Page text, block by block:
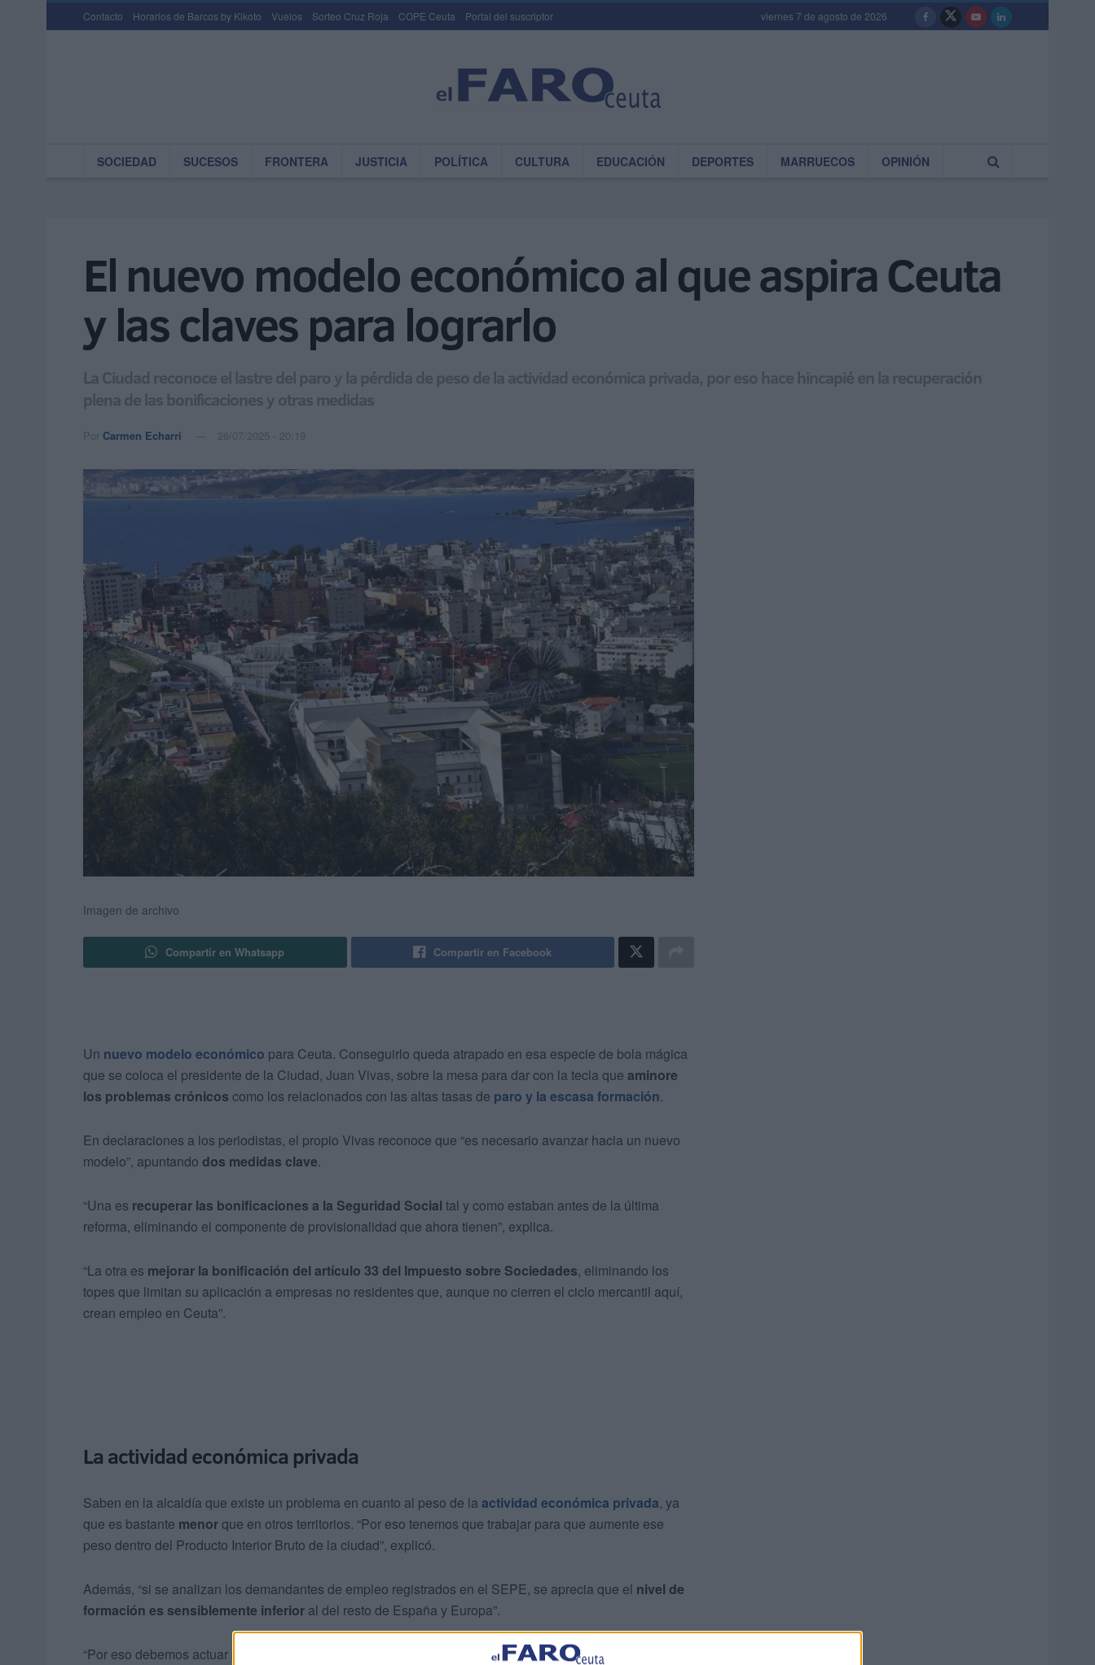
Contacto Horarios de Barcos by Kikoto Vuelos Sorteo Cruz Roja COPE Ceuta Portal del suscriptor viernes 7 de agosto de 2026
SOCIEDAD SUCESOS FRONTERA JUSTICIA POLÍTICA CULTURA EDUCACIÓN DEPORTES MARRUECOS OPINIÓN
El nuevo modelo económico al que aspira Ceuta
y las claves para lograrlo
La Ciudad reconoce el lastre del paro y la pérdida de peso de la actividad económica privada, por eso hace hincapié en la recuperación
plena de las bonificaciones y otras medidas
Por Carmen Echarri 26/07/2025 - 20:19
Imagen de archivo
Compartir en Whatsapp Compartir en Facebook
Un nuevo modelo económico para Ceuta. Conseguirlo queda atrapado en esa especie de bola mágica
que se coloca el presidente de la Ciudad, Juan Vivas, sobre la mesa para dar con la tecla que aminore
los problemas crónicos como los relacionados con las altas tasas de paro y la escasa formación.
En declaraciones a los periodistas, el propio Vivas reconoce que “es necesario avanzar hacia un nuevo
modelo”, apuntando dos medidas clave.
“Una es recuperar las bonificaciones a la Seguridad Social tal y como estaban antes de la última
reforma, eliminando el componente de provisionalidad que ahora tienen”, explica.
“La otra es mejorar la bonificación del artículo 33 del Impuesto sobre Sociedades, eliminando los
topes que limitan su aplicación a empresas no residentes que, aunque no cierren el ciclo mercantil aquí,
crean empleo en Ceuta”.
La actividad económica privada
Saben en la alcaldía que existe un problema en cuanto al peso de la actividad económica privada, ya
que es bastante menorque en otros territorios. “Por eso tenemos que trabajar para que aumente ese
peso dentro del Producto Interior Bruto de la ciudad”, explicó.
Además, “si se analizan los demandantes de empleo registrados en el SEPE, se aprecia que el nivel de
formación es sensiblemente inferior al del resto de España y Europa”.
“Por eso debemos actuar sobre esos vectores. Y, aunque el problema es grave, quiero transmitir